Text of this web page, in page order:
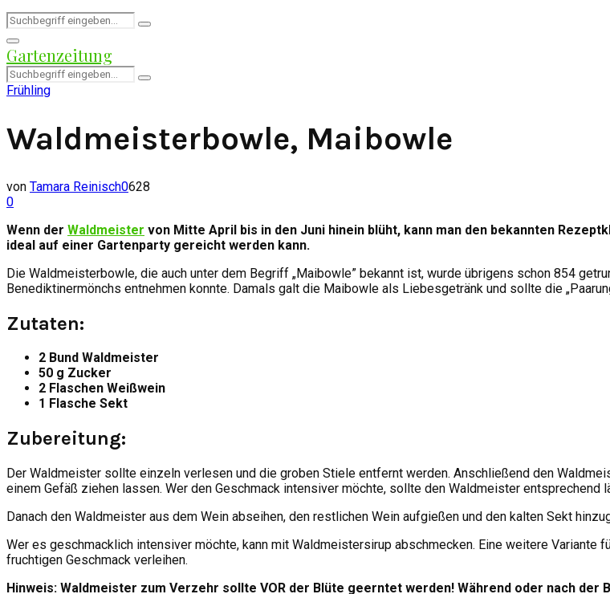
Search
for:
Search
Facebook
Twitter
Instagram
Pinterest
Youtube
Snapchat
Primary
Menu
Gartenzeitung
Search
for:
Search
Frühling
Waldmeisterbowle, Maibowle
von Tamara Reinisch0628
0
Wenn der Waldmeister von Mitte April bis in den Juni hinein blüht, kann man den bekannten
ideal auf einer Gartenparty gereicht werden kann.
Die Waldmeisterbowle, die auch unter dem Begriff „Maibowle” bekannt ist, wurde übrigens schon 854
Benediktinermönchs entnehmen konnte. Damals galt die Maibowle als Liebesgetränk und sollte die
Zutaten:
2 Bund Waldmeister
50 g Zucker
2 Flaschen Weißwein
1 Flasche Sekt
Zubereitung:
Der Waldmeister sollte einzeln verlesen und die groben Stiele entfernt werden. Anschließend den
einem Gefäß ziehen lassen. Wer den Geschmack intensiver möchte, sollte den Waldmeister entsprechend
Danach den Waldmeister aus dem Wein abseihen, den restlichen Wein aufgießen und den kalten Sekt
Wer es geschmacklich intensiver möchte, kann mit Waldmeistersirup abschmecken. Eine weitere
fruchtigen Geschmack verleihen.
Hinweis: Waldmeister zum Verzehr sollte VOR der Blüte geerntet werden! Während oder nach der